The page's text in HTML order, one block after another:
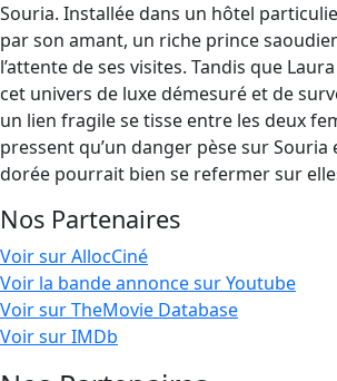
Souria. Installée dans un hôtel
par son amant, un riche prince
l’attente de ses visites. Tandis que
cet univers de luxe démesuré et de
un lien fragile se tisse entre les deux
pressent qu’un danger pèse sur Souria
dorée pourrait bien se refermer sur
Nos Partenaires
Voir sur AllocCiné
Voir la bande annonce sur Youtube
Voir sur TheMovie Database
Voir sur IMDb